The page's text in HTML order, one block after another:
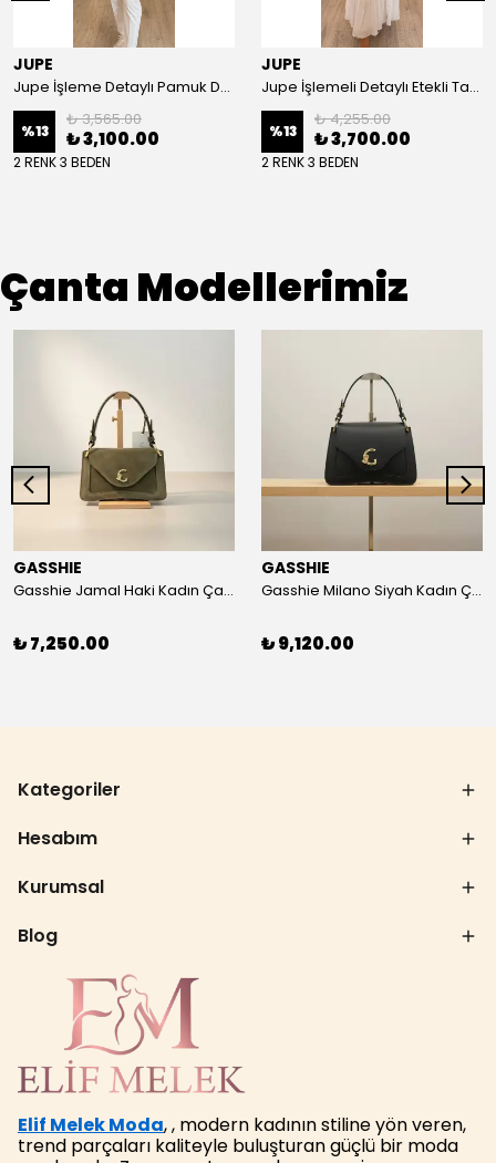
JUPE
Jupe İşleme Detaylı Pamuk Dokulu Kuşaklı Kap 9305
%13
₺ 3,565.00
₺ 3,100.00
2 RENK 3 BEDEN
JUPE
Jupe İşlemeli Detaylı Etekli Takım 8663
%13
₺ 4,255.00
₺ 3,700.00
2 RENK 3 BEDEN
Çanta Modellerimiz
GASSHIE
Gasshie Jamal Haki Kadın Çanta 8644
₺ 7,250.00
GASSHIE
Gasshie Milano Siyah Kadın Çanta 8654
₺ 9,120.00
Kategoriler
Hesabım
Kurumsal
Blog
Elif Melek Moda, , modern kadının stiline yön veren,
trend parçaları kaliteyle buluşturan güçlü bir moda